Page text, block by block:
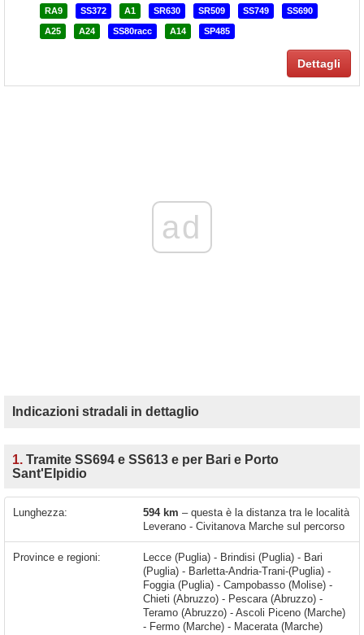
RA9 SS372 A1 SR630 SR509 SS749 SS690
A25 A24 SS80racc A14 SP485
Dettagli
ad
Indicazioni stradali in dettaglio
1. Tramite SS694 e SS613 e per Bari e Porto
Sant'Elpidio
Lunghezza: 594 km – questa è la distanza tra le località
Leverano - Civitanova Marche sul percorso
Province e regioni:
Lecce (Puglia) - Brindisi (Puglia) - Bari
(Puglia) - Barletta-Andria-Trani-(Puglia) -
Foggia (Puglia) - Campobasso (Molise) -
Chieti (Abruzzo) - Pescara (Abruzzo) -
Teramo (Abruzzo) - Ascoli Piceno (Marche)
- Fermo (Marche) - Macerata (Marche)